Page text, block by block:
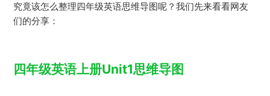
究竟该怎么整理四年级英语思维导图呢？我们先来看看网友
们的分享：
四年级英语上册Unit1思维导图